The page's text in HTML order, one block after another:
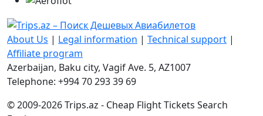
About Us | Legal information | Technical support |
Affiliate program
Azerbaijan, Baku city, Vagif Ave. 5, AZ1007
Telephone: +994 70 293 39 69
© 2009-2026 Trips.az - Cheap Flight Tickets Search